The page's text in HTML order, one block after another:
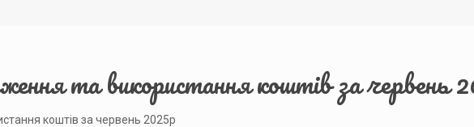
та використання коштів за червень
коштів за червень 2025р